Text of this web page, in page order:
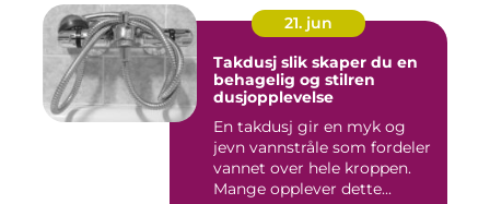
21. jun
Takdusj slik skaper du en
behagelig og stilren
dusjopplevelse
En takdusj gir en myk og
jevn vannstråle som fordeler
vannet over hele kroppen.
Mange opplever dette...